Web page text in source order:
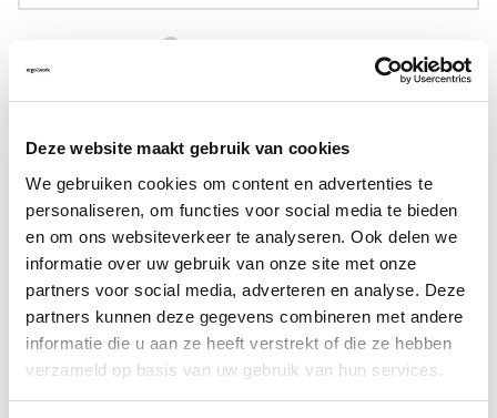
Deze website maakt gebruik van cookies
We gebruiken cookies om content en advertenties te
personaliseren, om functies voor social media te bieden
en om ons websiteverkeer te analyseren. Ook delen we
informatie over uw gebruik van onze site met onze
partners voor social media, adverteren en analyse. Deze
partners kunnen deze gegevens combineren met andere
informatie die u aan ze heeft verstrekt of die ze hebben
verzameld op basis van uw gebruik van hun services.
VOETENRING ?
VOETENSTER IN GEPOLIJST ALUMINIUM ?